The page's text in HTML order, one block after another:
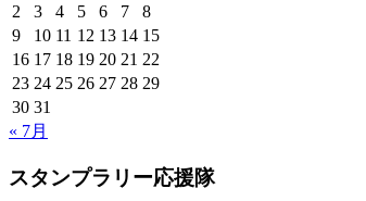
2
3 4 5 6 7
8
9
10 11 12 13 14 15
16 17 18 19 20 21 22
23 24 25 26 27 28 29
30 31
« 7月
スタンプラリー応援隊